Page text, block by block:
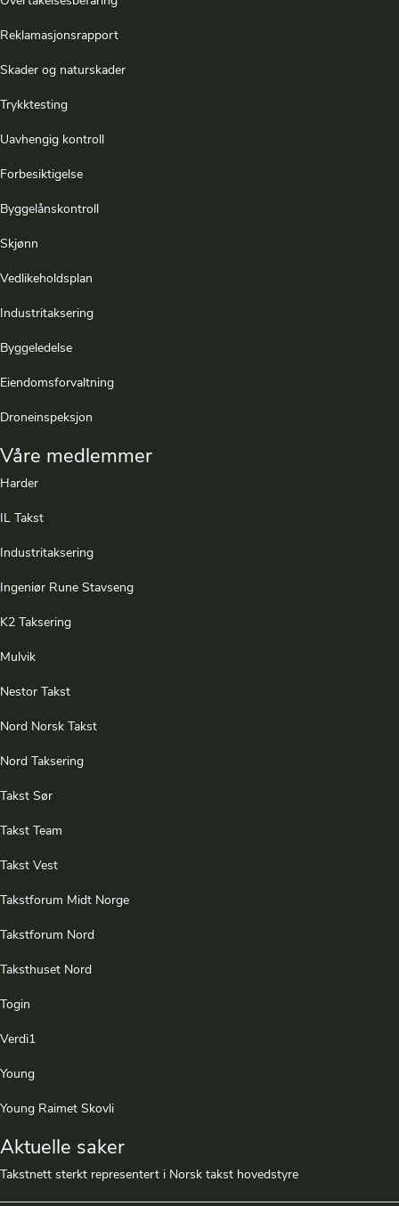
Reklamasjonsrapport
Skader og naturskader
Trykktesting
Uavhengig kontroll
Forbesiktigelse
Byggelånskontroll
Skjønn
Vedlikeholdsplan
Industritaksering
Byggeledelse
Eiendomsforvaltning
Droneinspeksjon
Våre medlemmer
Harder
IL Takst
Industritaksering
Ingeniør Rune Stavseng
K2 Taksering
Mulvik
Nestor Takst
Nord Norsk Takst
Nord Taksering
Takst Sør
Takst Team
Takst Vest
Takstforum Midt Norge
Takstforum Nord
Taksthuset Nord
Togin
Verdi1
Young
Young Raimet Skovli
Aktuelle saker
Takstnett sterkt representert i Norsk takst hovedstyre